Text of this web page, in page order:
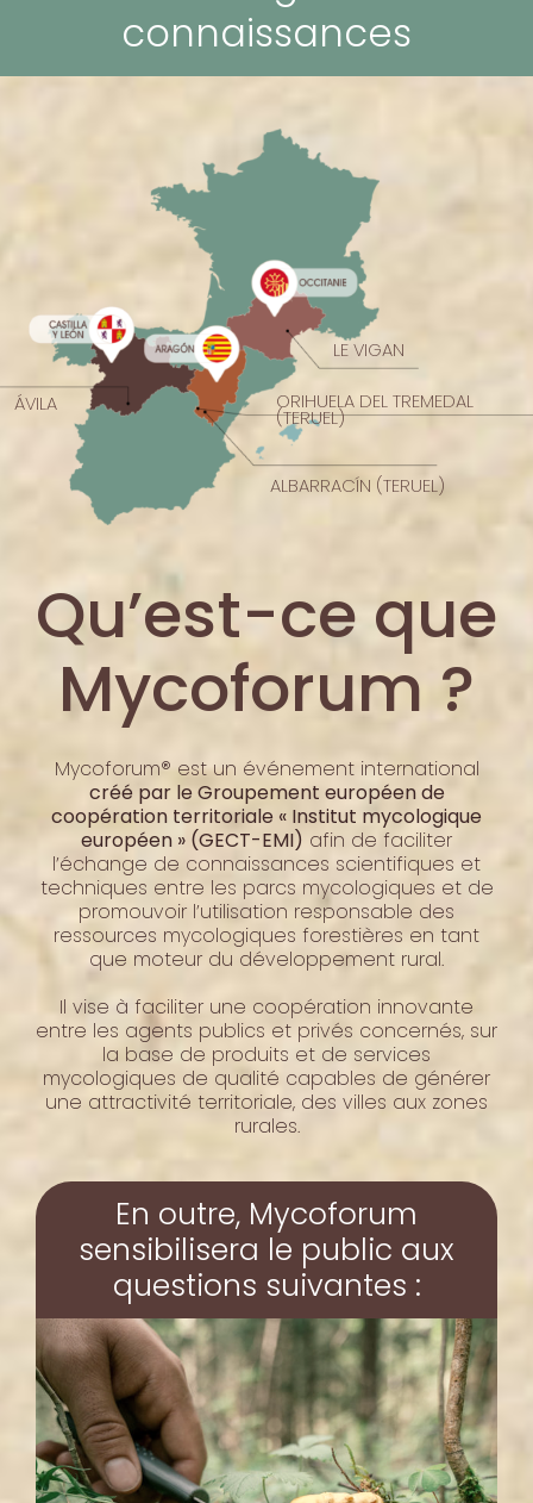
connaissances
ORIHUELA DEL TREMEDAL
(TERUEL)
ALBARRACÍN (TERUEL)
LE VIGAN
ÁVILA
Qu’est-ce que
Mycoforum ?
Mycoforum® est un événement international
créé par le Groupement européen de
coopération territoriale « Institut mycologique
européen » (GECT-EMI) afin de faciliter
l’échange de connaissances scientifiques et
techniques entre les parcs mycologiques et de
promouvoir l’utilisation responsable des
ressources mycologiques forestières en tant
que moteur du développement rural.
Il vise à faciliter une coopération innovante
entre les agents publics et privés concernés, sur
la base de produits et de services
mycologiques de qualité capables de générer
une attractivité territoriale, des villes aux zones
rurales.
En outre, Mycoforum
sensibilisera le public aux
questions suivantes :